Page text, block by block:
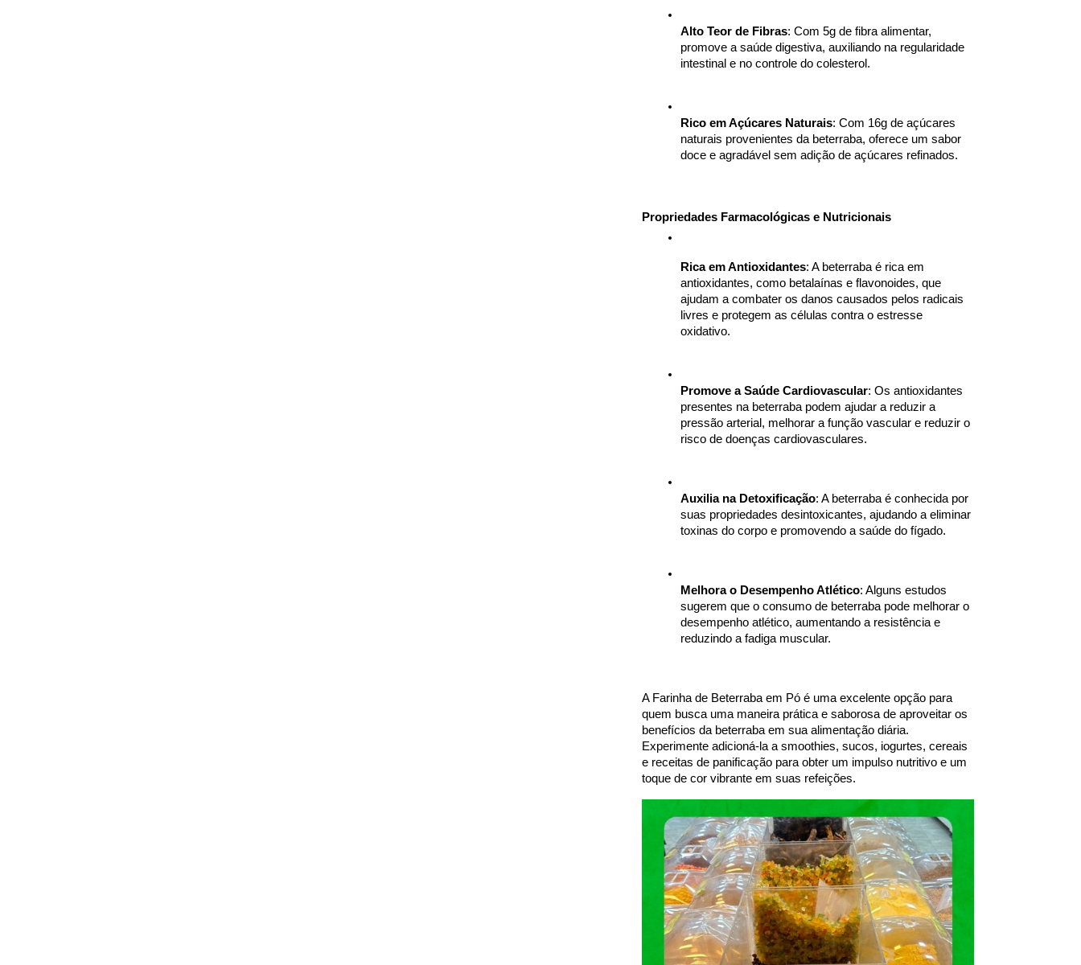
Alto Teor de Fibras: Com 5g de fibra alimentar,
promove a saúde digestiva, auxiliando na regularidade
intestinal e no controle do colesterol.
Rico em Açúcares Naturais: Com 16g de açúcares
naturais provenientes da beterraba, oferece um sabor
doce e agradável sem adição de açúcares refinados.
Propriedades Farmacológicas e Nutricionais
Rica em Antioxidantes: A beterraba é rica em
antioxidantes, como betalaínas e flavonoides, que
ajudam a combater os danos causados pelos radicais
livres e protegem as células contra o estresse
oxidativo.
Promove a Saúde Cardiovascular: Os antioxidantes
presentes na beterraba podem ajudar a reduzir a
pressão arterial, melhorar a função vascular e reduzir o
risco de doenças cardiovasculares.
Auxilia na Detoxificação: A beterraba é conhecida por
suas propriedades desintoxicantes, ajudando a eliminar
toxinas do corpo e promovendo a saúde do fígado.
Melhora o Desempenho Atlético: Alguns estudos
sugerem que o consumo de beterraba pode melhorar o
desempenho atlético, aumentando a resistência e
reduzindo a fadiga muscular.
A Farinha de Beterraba em Pó é uma excelente opção para
quem busca uma maneira prática e saborosa de aproveitar os
benefícios da beterraba em sua alimentação diária.
Experimente adicioná-la a smoothies, sucos, iogurtes, cereais
e receitas de panificação para obter um impulso nutritivo e um
toque de cor vibrante em suas refeições.